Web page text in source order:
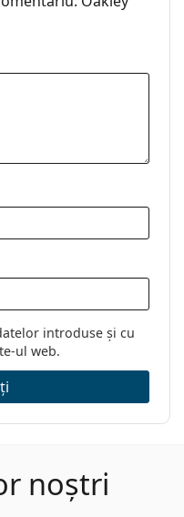
introduse și cu
ul web.
noștri